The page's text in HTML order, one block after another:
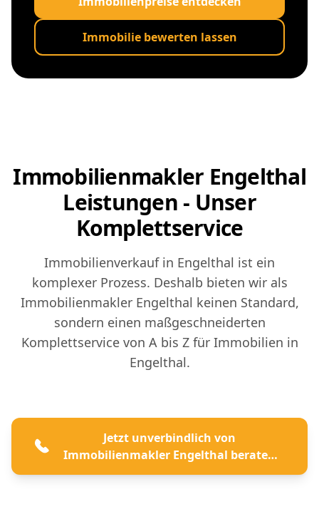
Immobilie bewerten lassen
Immobilienmakler Engelthal
Leistungen - Unser
Komplettservice
Immobilienverkauf in Engelthal ist ein
komplexer Prozess. Deshalb bieten wir als
Immobilienmakler Engelthal keinen Standard,
sondern einen maßgeschneiderten
Komplettservice von A bis Z für Immobilien in
Engelthal.
Jetzt unverbindlich von
Immobilienmakler Engelthal beraten
lassen